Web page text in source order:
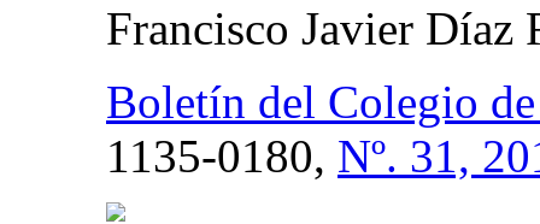
Francisco Javier Díaz
Boletín del Colegio de
1135-0180, Nº. 31,